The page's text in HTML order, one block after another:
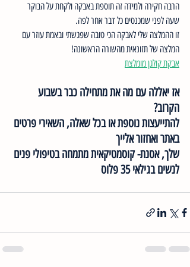
הרבה חקירה ולמידה זה תוספת באבקה ולקחת על הבוקר
שעה לפני שמכנסים כל דבר אחר לפה.
זו ההמלצה שלי לאבקה הכי טובה שפגשתי ובאמת עוזר עם
המלצה של תזונאית מהשורה הראשונה!
אבקת קולגן מומלצת
אז יאללה עם מה את מתחילה כבר בשבוע
הקרוב?
להתייעצות נוספת או בכל שאלה, השאירי פרטים
באתר ואחזור אלייך
שלך, אסנת- קוסמטיקאית מתמחה בטיפולי פנים
לנשים בגילאי 35 פלוס